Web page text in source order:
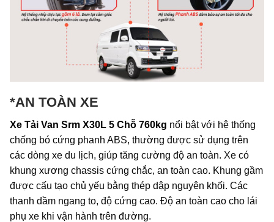
*AN TOÀN XE
Xe Tải Van Srm X30L 5 Chỗ 760kg nổi bật với hệ thống
chống bó cứng phanh ABS, thường được sử dụng trên
các dòng xe du lịch, giúp tăng cường độ an toàn. Xe có
khung xương chassis cứng chắc, an toàn cao. Khung gầm
được cấu tạo chủ yếu bằng thép dập nguyên khối. Các
thanh dầm ngang to, độ cứng cao. Độ an toàn cao cho lái
phụ xe khi vận hành trên đường.